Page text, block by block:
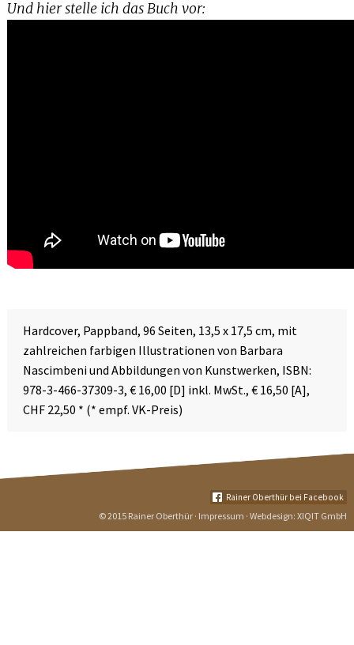
Und hier stelle ich das Buch vor:
Hardcover, Pappband, 96 Seiten, 13,5 x 17,5 cm, mit
zahlreichen farbigen Illustrationen von Barbara
Nascimbeni und Abbildungen von Kunstwerken, ISBN:
978-3-466-37309-3, € 16,00 [D] inkl. MwSt., € 16,50 [A],
CHF 22,50 * (* empf. VK-Preis)
Rainer Oberthür bei Facebook
© 2015 Rainer Oberthür · Impressum · Webdesign:XIQIT GmbH